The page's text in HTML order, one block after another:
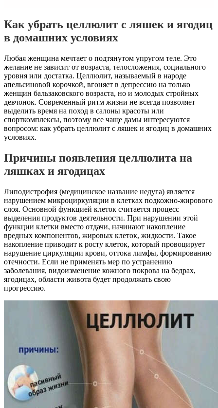
Как убрать целлюлит с ляшек и ягодиц
в домашних условиях
Любая женщина мечтает о подтянутом упругом теле. Это
желание не зависит от возраста, телосложения, социального
уровня или достатка. Целлюлит, называемый в народе
апельсиновой корочкой, вгоняет в депрессию на только
женщин бальзаковского возраста, но и молодых стройных
девчонок. Современный ритм жизни не всегда позволяет
выделить время на поход в салоны красоты или
спорткомплексы, поэтому все чаще дамы интересуются
вопросом: как убрать целлюлит с ляшек и ягодиц в домашних
условиях.
Причины появления целлюлита на
ляшках и ягодицах
Липодистрофия (медицинское название недуга) является
нарушением микроциркуляции в клетках подкожно-жирового
слоя. Основной функцией клеток считается процесс
выделения продуктов деятельности. При нарушении этой
функции клетки вместо отдачи, начинают накопление
вредных компонентов, жировых клеток, жидкости. Такое
накопление приводит к росту клеток, который провоцирует
нарушение циркуляции крови, оттока лимфы, формированию
отечности. Если не применять мер по устранению
заболевания, видоизменение кожного покрова на бедрах,
ягодицах, области живота будет продолжать свою
прогрессию.